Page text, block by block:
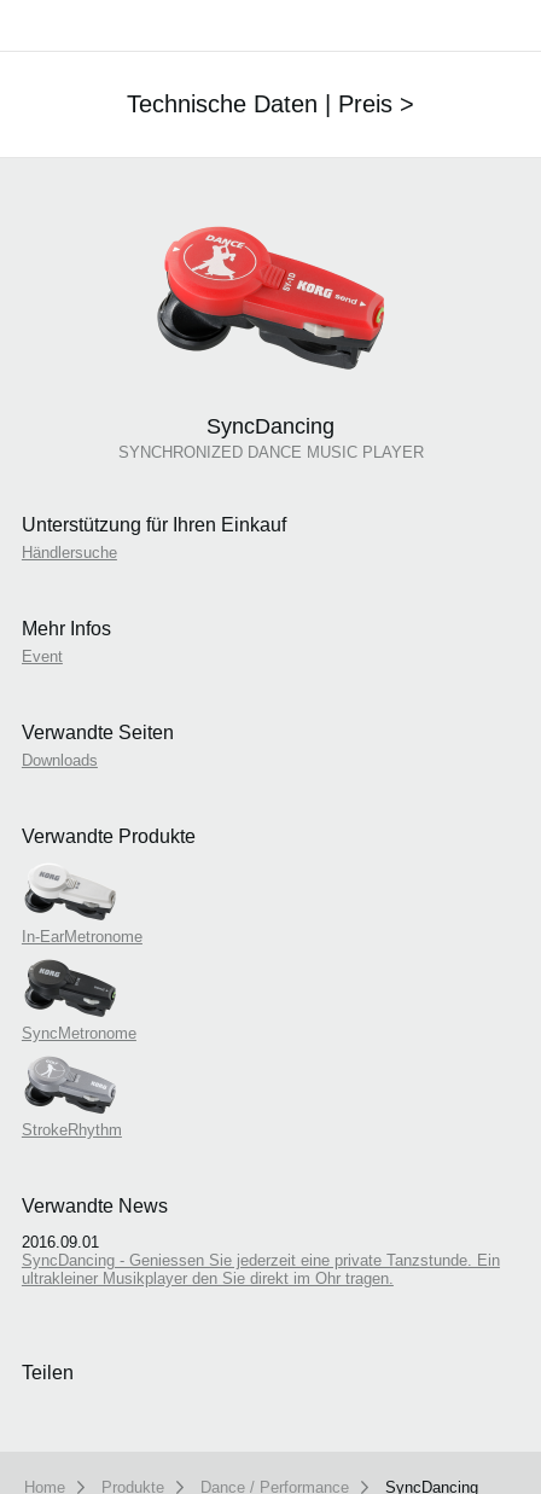
Technische Daten | Preis >
SyncDancing
SYNCHRONIZED DANCE MUSIC PLAYER
Unterstützung für Ihren Einkauf
Händlersuche
Mehr Infos
Event
Verwandte Seiten
Downloads
Verwandte Produkte
In-EarMetronome
SyncMetronome
StrokeRhythm
Verwandte News
2016.09.01
SyncDancing - Geniessen Sie jederzeit eine private Tanzstunde. Ein
ultrakleiner Musikplayer den Sie direkt im Ohr tragen.
Teilen
Home Produkte Dance / Performance SyncDancing